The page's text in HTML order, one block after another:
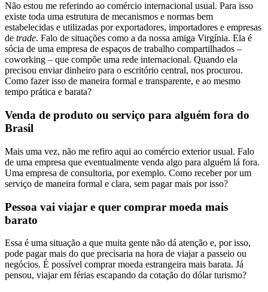
Não estou me referindo ao comércio internacional usual. Para isso
existe toda uma estrutura de mecanismos e normas bem
estabelecidas e utilizadas por exportadores, importadores e empresas
de trade. Falo de situações como a da nossa amiga Virgínia. Ela é
sócia de uma empresa de espaços de trabalho compartilhados –
coworking – que compõe uma rede internacional. Quando ela
precisou enviar dinheiro para o escritório central, nos procurou.
Como fazer isso de maneira formal e transparente, e ao mesmo
tempo prática e barata?
Venda de produto ou serviço para alguém fora do
Brasil
Mais uma vez, não me refiro aqui ao comércio exterior usual. Falo
de uma empresa que eventualmente venda algo para alguém lá fora.
Uma empresa de consultoria, por exemplo. Como receber por um
serviço de maneira formal e clara, sem pagar mais por isso?
Pessoa vai viajar e quer comprar moeda mais
barato
Essa é uma situação a que muita gente não dá atenção e, por isso,
pode pagar mais do que precisaria na hora de viajar a passeio ou
negócios. É possível comprar moeda estrangeira mais barata. Já
pensou, viajar em férias escapando da cotação do dólar turismo?